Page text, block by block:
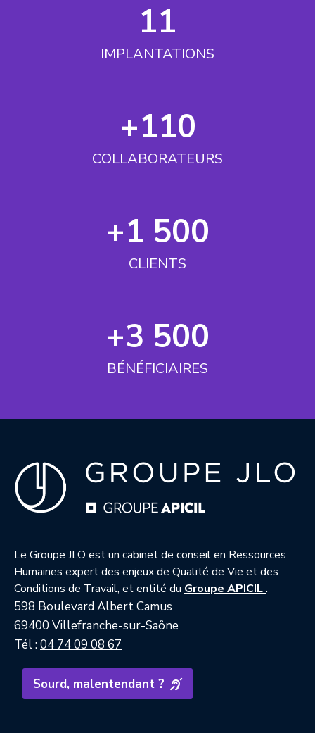
11
IMPLANTATIONS
+110
COLLABORATEURS
+1 500
CLIENTS
+3 500
BÉNÉFICIAIRES
Le Groupe JLO est un cabinet de conseil en Ressources
Humaines expert des enjeux de Qualité de Vie et des
Conditions de Travail, et entité du Groupe APICIL—
.
598 Boulevard Albert Camus
69400 Villefranche-sur-Saône
Tél :04 74 09 08 67
Sourd, malentendant ?